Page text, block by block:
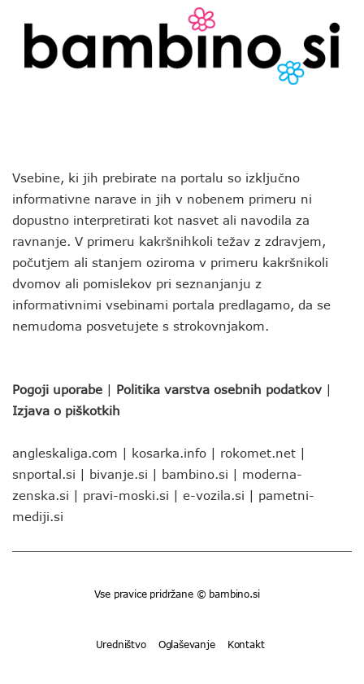
Vsebine, ki jih prebirate na portalu so izključno
informativne narave in jih v nobenem primeru ni
dopustno interpretirati kot nasvet ali navodila za
ravnanje. V primeru kakršnihkoli težav z zdravjem,
počutjem ali stanjem oziroma v primeru kakršnikoli
dvomov ali pomislekov pri seznanjanju z
informativnimi vsebinami portala predlagamo, da se
nemudoma posvetujete s strokovnjakom.
Pogoji uporabe | Politika varstva osebnih podatkov |
Izjava o piškotkih
angleskaliga.com | kosarka.info | rokomet.net |
snportal.si | bivanje.si | bambino.si | moderna-
zenska.si | pravi-moski.si | e-vozila.si | pametni-
mediji.si
Vse pravice pridržane © bambino.si
Uredništvo Oglaševanje Kontakt